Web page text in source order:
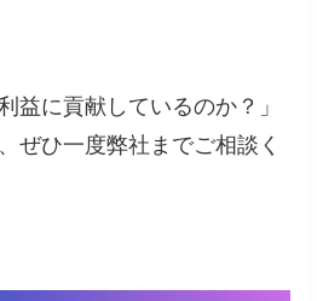
益に貢献しているのか？」
ぜひ一度弊社までご相談く